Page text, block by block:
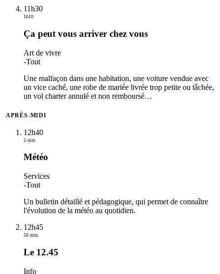
11h30
1h10
Ça peut vous arriver chez vous
Art de vivre
-Tout
Une malfaçon dans une habitation, une voiture vendue avec
un vice caché, une robe de mariée livrée trop petite ou tâchée,
un vol charter annulé et non remboursé…
APRÈS-MIDI
12h40
5 min
Météo
Services
-Tout
Un bulletin détaillé et pédagogique, qui permet de connaître
l'évolution de la météo au quotidien.
12h45
50 min
Le 12.45
Info